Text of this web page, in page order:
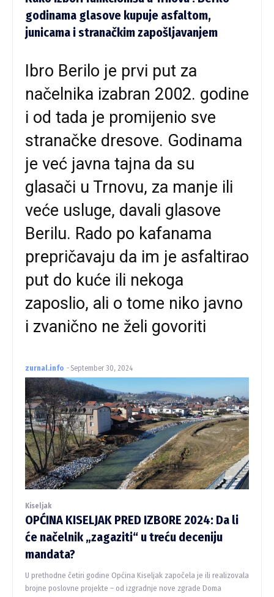
godinama glasove kupuje asfaltom,
junicama i stranačkim zapošljavanjem
Ibro Berilo je prvi put za
načelnika izabran 2002. godine
i od tada je promijenio sve
stranačke dresove. Godinama
je već javna tajna da su
glasači u Trnovu, za manje ili
veće usluge, davali glasove
Berilu. Rado po kafanama
prepričavaju da im je asfaltirao
put do kuće ili nekoga
zaposlio, ali o tome niko javno
i zvanično ne želi govoriti
zurnal.info - September 30, 2024
Kiseljak
OPĆINA KISELJAK PRED IZBORE 2024: Da li
će načelnik „zagaziti“ u treću deceniju
mandata?
U prethodne četiri godine Općina Kiseljak započela je ili realizovala
brojne poslovne projekte – od izgradnje nove zgrade Doma